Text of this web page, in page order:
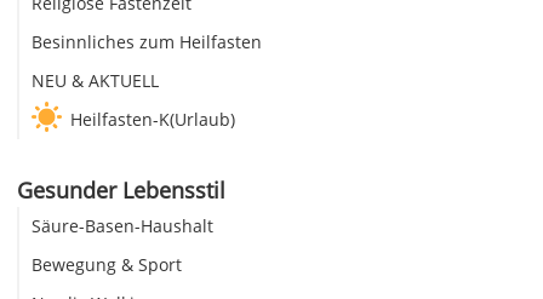
Besinnliches zum Heilfasten
NEU & AKTUELL
Heilfasten-K(Urlaub)
Gesunder Lebensstil
Säure-Basen-Haushalt
Bewegung & Sport